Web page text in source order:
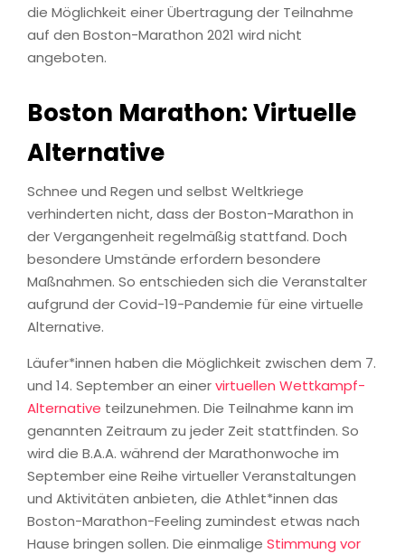
die Möglichkeit einer Übertragung der Teilnahme
auf den Boston-Marathon 2021 wird nicht
angeboten.
Boston Marathon: Virtuelle
Alternative
Schnee und Regen und selbst Weltkriege
verhinderten nicht, dass der Boston-Marathon in
der Vergangenheit regelmäßig stattfand. Doch
besondere Umstände erfordern besondere
Maßnahmen. So entschieden sich die Veranstalter
aufgrund der Covid-19-Pandemie für eine virtuelle
Alternative.
Läufer*innen haben die Möglichkeit zwischen dem 7.
und 14. September an einervirtuellen Wettkampf-
Alternative teilzunehmen. Die Teilnahme kann im
genannten Zeitraum zu jeder Zeit stattfinden. So
wird die B.A.A. während der Marathonwoche im
September eine Reihe virtueller Veranstaltungen
und Aktivitäten anbieten, die Athlet*innen das
Boston-Marathon-Feeling zumindest etwas nach
Hause bringen sollen. Die einmalige Stimmung vor